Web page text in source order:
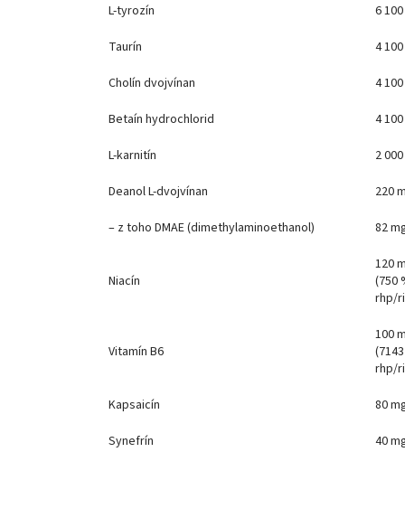
L-tyrozín
6
Taurín
4
Cholín dvojvínan
4
Betaín hydrochlorid
4
L-karnitín
2
Deanol L-dvojvínan
220
– z toho DMAE (dimethylaminoethanol)
82
Niacín
120
(750
rhp/
Vitamín B6
100
rhp/
Kapsaicín
80
Synefrín
40